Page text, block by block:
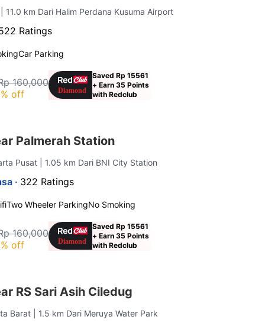
| 11.0 km Dari Halim Perdana Kusuma Airport
Ratings
Car Parking
160,000
off
Saved Rp 15561
+ Earn 35 Points
with Redclub
Palmerah Station
Pusat | 1.05 km Dari BNI City Station
· 322 Ratings
Two Wheeler ParkingNo Smoking
160,000
off
Saved Rp 15561
+ Earn 35 Points
with Redclub
RS Sari Asih Ciledug
Barat | 1.5 km Dari Meruya Water Park